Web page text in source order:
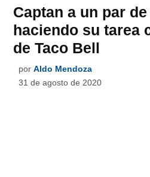
Captan a un par
haciendo su tarea
de Taco Bell
por Aldo Mendoza
31 de agosto de 2020